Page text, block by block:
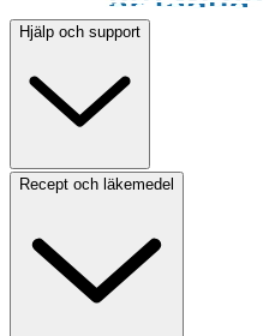
Hjälp och support
Recept och läkemedel